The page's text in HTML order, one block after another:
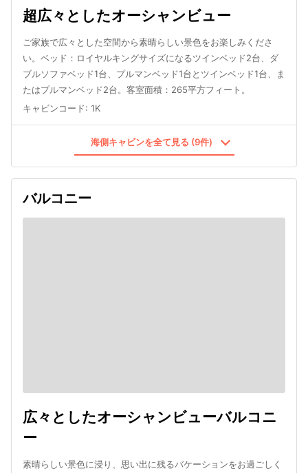
超広々としたオーシャンビュー
ご家族で広々とした空間から素晴らしい景色をお楽しみくださ
い。ベッド：ロイヤルキングサイズになるツインベッド2台、ダ
ブルソファベッド1台、プルマンベッド1台とツインベッド1台、ま
たはプルマンベッド2台。客室面積：265平方フィート。
キャビンコード: 1K
海側キャビンを全て見る (9件)
バルコニー
広々としたオーシャンビューバルコニ
ー
素晴らしい景色に浸り、思い出に残るバケーションをお過ごしく